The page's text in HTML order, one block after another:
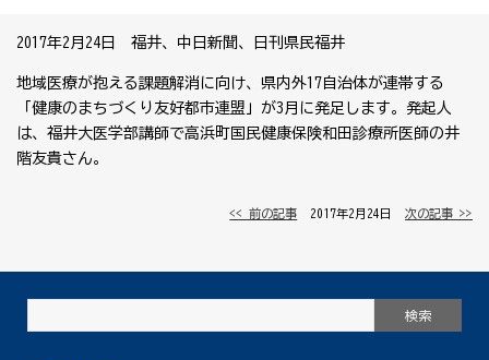
2017年2月24日 福井、中日新聞、日刊県民福井
地域医療が抱える課題解消に向け、県内外17自治体が連帯する
「健康のまちづくり友好都市連盟」が3月に発足します。発起人
は、福井大医学部講師で高浜町国民健康保険和田診療所医師の井
階友貴さん。
<< 前の記事 │ 2017年2月24日 │次の記事 >>